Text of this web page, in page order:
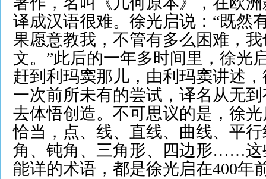
译成汉语很难。徐光启说：“既然
果愿意教我，不管有多么困难，
文。”此后的一年多时间里，徐光
赶到利玛窦那儿，由利玛窦讲述
一次前所未有的尝试，译名从无
去体悟创造。不可思议的是，徐
恰当，点、线、直线、曲线、平
角、钝角、三角形、四边形……这
能详的术语，都是徐光启在400年